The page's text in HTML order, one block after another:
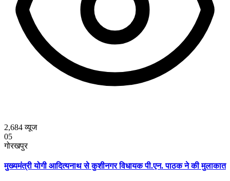
2,684व्यूज
05
गोरखपुर
मुख्यमंत्री योगी आदित्यनाथ से कुशीनगर विधायक पी.एन. पाठक ने की मुलाकात